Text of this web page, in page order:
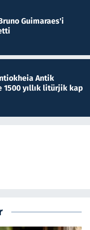
Guimaraes'i
Antik
1500 yıllık litürjik kap